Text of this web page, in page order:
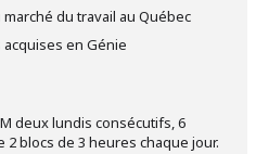
du travail au Québec
en Génie
deux lundis consécutifs, 6
2 blocs de 3 heures chaque jour.